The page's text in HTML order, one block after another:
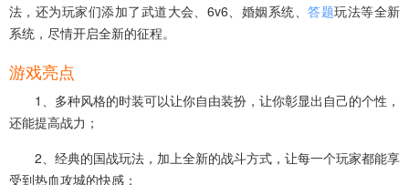
法，还为玩家们添加了武道大会、6v6、婚姻系统、答题玩法等全新
系统，尽情开启全新的征程。
游戏亮点
1、多种风格的时装可以让你自由装扮，让你彰显出自己的个性，
还能提高战力；
2、经典的国战玩法，加上全新的战斗方式，让每一个玩家都能享
受到热血攻城的快感；